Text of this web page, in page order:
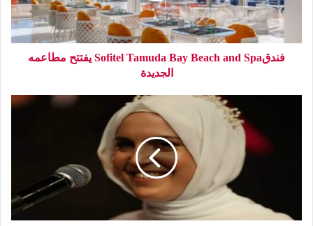
فندقSofitel Tamuda Bay Beach and Spa يفتتح مطاعمه
الجديدة